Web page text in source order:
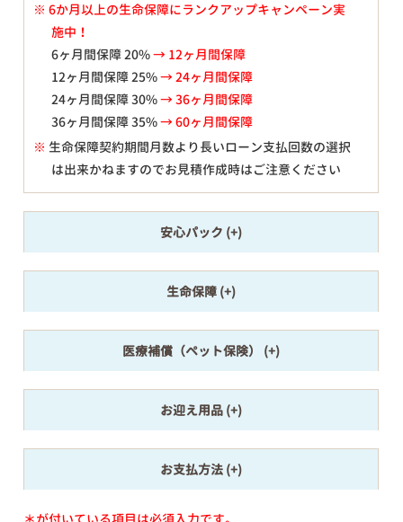
※ 6か月以上の生命保障にランクアップキャンペーン実
施中！
6ヶ月間保障 20%→ 12ヶ月間保障
12ヶ月間保障 25%→ 24ヶ月間保障
24ヶ月間保障 30%→ 36ヶ月間保障
36ヶ月間保障 35%→ 60ヶ月間保障
※ 生命保障契約期間月数より長いローン支払回数の選択
は出来かねますのでお見積作成時はご注意ください
安心パック
生命保障
医療補償（ペット保険）
お迎え用品
お支払方法